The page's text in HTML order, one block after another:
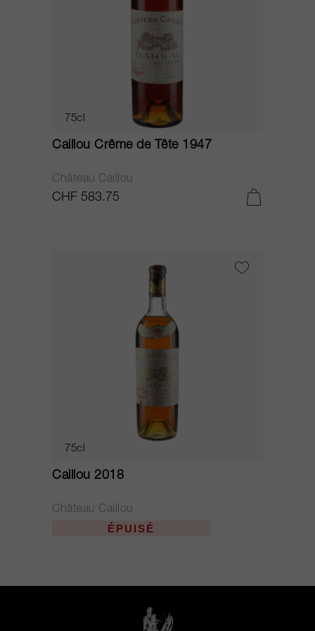
75cl
Caillou Crême de Tête 1947
Château Caillou
CHF 583.75
75cl
Caillou 2018
Château Caillou
ÉPUISÉ